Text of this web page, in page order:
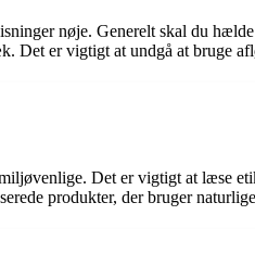
nøje. Generelt skal du
Det er vigtigt at undgå at bruge
Det er vigtigt at læse
produkter, der bruger